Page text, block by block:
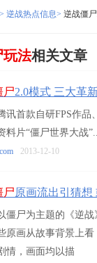
> 逆战热点信息> 逆战僵
玩法相关文章
尸2.0模式 三大革
讯首款自研FPS作
料片“僵尸世界大战”..
2013-12-10
尸原画流出引猜想
僵尸为主题的《逆
原画从故事背景上
情，画面均以描